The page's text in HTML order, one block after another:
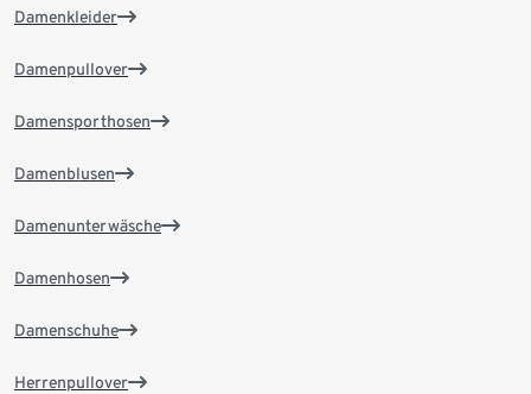
Damenkleider
Damenpullover
Damensporthosen
Damenblusen
Damenunterwäsche
Damenhosen
Damenschuhe
Herrenpullover